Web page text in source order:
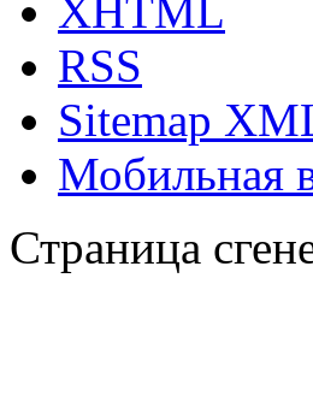
XHTML
RSS
Sitemap
Мобильная
Страница